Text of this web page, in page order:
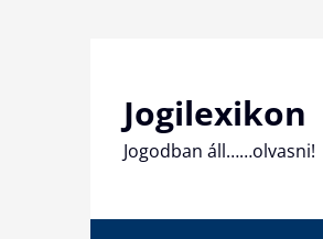
Jogilexikon
Jogodban áll……olvasni!